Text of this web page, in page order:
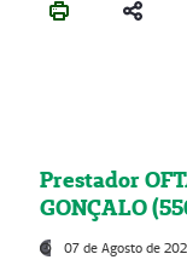
Prestador
GONÇALO
07 de Agosto de